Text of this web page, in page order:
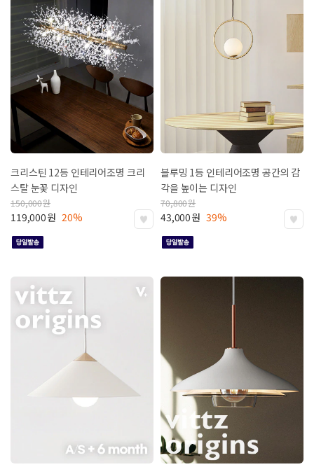
크리스틴 12등 인테리어조명 크리
스탈 눈꽃 디자인
150,000원
119,000원 20%
블루밍 1등 인테리어조명공간의 감
각을 높이는 디자인
70,800원
43,000원 39%